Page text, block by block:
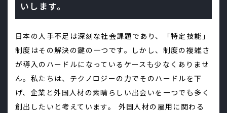
いします。
日本の人手不足は深刻な社会課題であり、「特定技能」
制度はその解決の鍵の一つです。しかし、制度の複雑さ
が導入のハードルになっているケースも少なくありませ
ん。私たちは、テクノロジーの力でそのハードルを下
げ、企業と外国人材の素晴らしい出会いを一つでも多く
創出したいと考えています。 外国人材の雇用に関わる